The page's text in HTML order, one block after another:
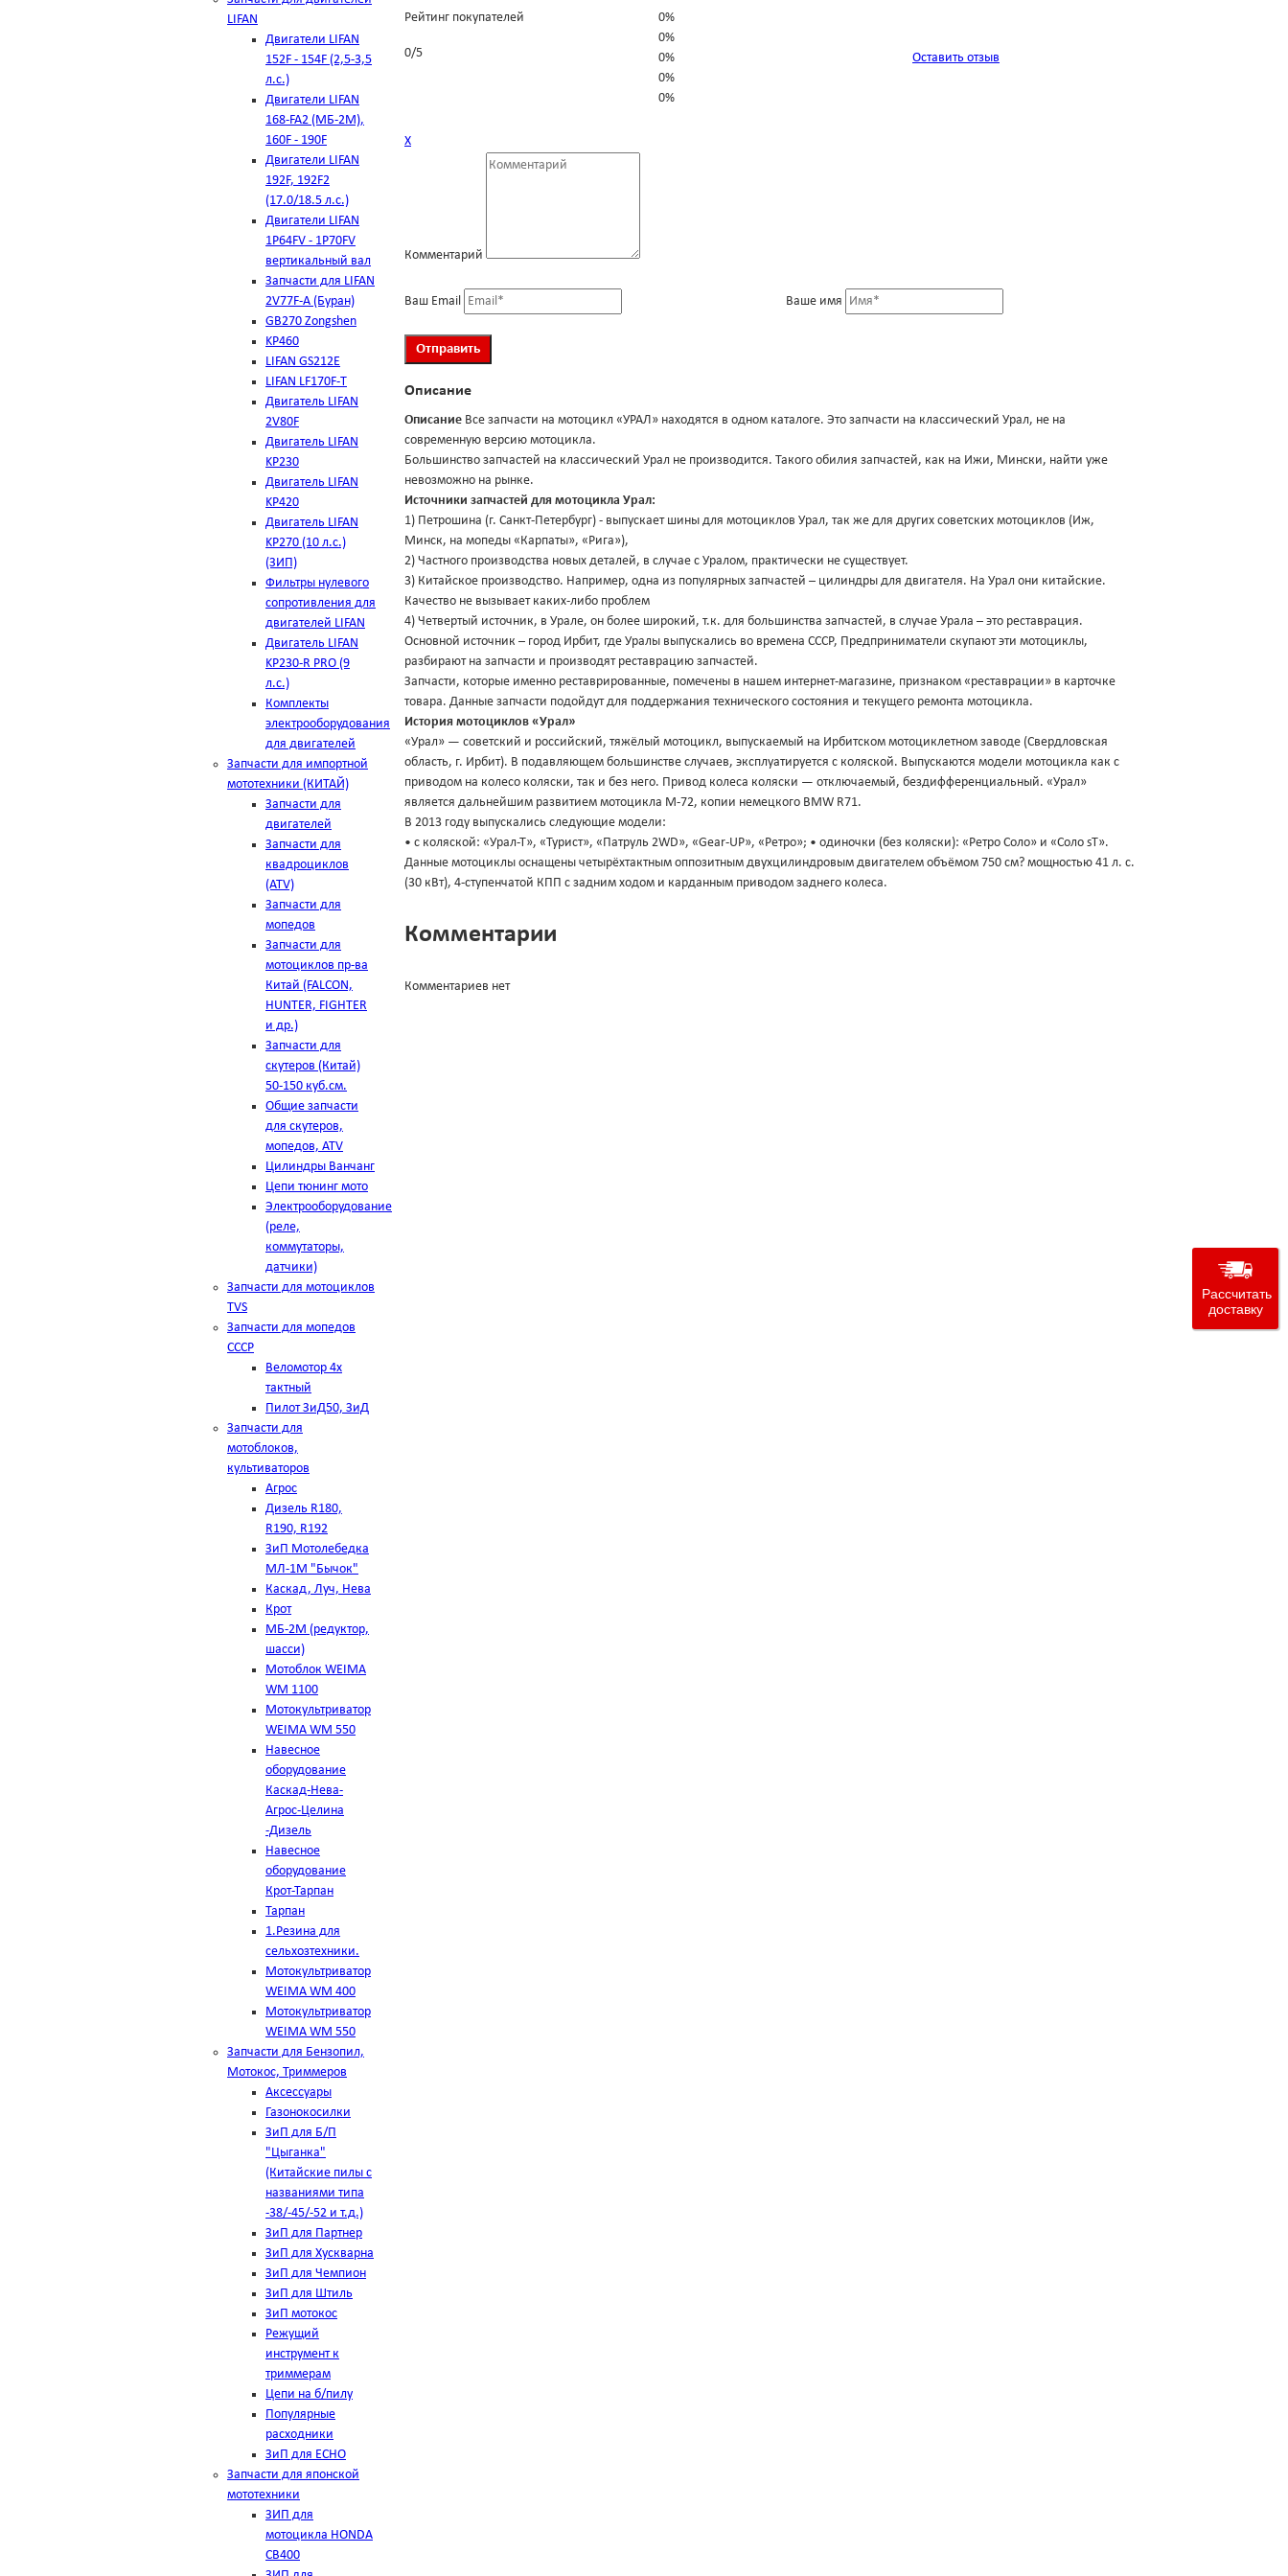
LIFAN
Двигатели LIFAN
152F - 154F (2,5-3,5
л.с.)
Двигатели LIFAN
168-FA2 (МБ-2М),
160F - 190F
Двигатели LIFAN
192F, 192F2
(17.0/18.5 л.с.)
Двигатели LIFAN
1Р64FV - 1Р70FV
вертикальный вал
Запчасти для LIFAN
2V77F-A (Буран)
GB270 Zongshen
KP460
LIFAN GS212E
LIFAN LF170F-T
Двигатель LIFAN
2V80F
Двигатель LIFAN
KP230
Двигатель LIFAN
KP420
Двигатель LIFAN
KP270 (10 л.с.)
(ЗИП)
Фильтры нулевого
сопротивления для
двигателей LIFAN
Двигатель LIFAN
KP230-R PRO (9
л.с.)
Комплекты
электрооборудования
для двигателей
Запчасти для импортной
мототехники (КИТАЙ)
Запчасти для
двигателей
Запчасти для
квадроциклов
(ATV)
Запчасти для
мопедов
Запчасти для
мотоциклов пр-ва
Китай (FALCON,
HUNTER, FIGHTER
и др.)
Запчасти для
скутеров (Китай)
50-150 куб.см.
Общие запчасти
для скутеров,
мопедов, ATV
Цилиндры Ванчанг
Цепи тюнинг мото
Электрооборудование
(реле,
коммутаторы,
датчики)
Запчасти для мотоциклов
TVS
Запчасти для мопедов
СССР
Веломотор 4х
тактный
Пилот ЗиД50, ЗиД
Запчасти для
мотоблоков,
культиваторов
Агрос
Дизель R180,
R190, R192
ЗиП Мотолебедка
МЛ-1М "Бычок"
Каскад, Луч, Нева
Крот
МБ-2М (редуктор,
шасси)
Мотоблок WEIMA
WM 1100
Мотокультриватор
WEIMA WM 550
Навесное
оборудование
Каскад-Нева-
Агрос-Целина
-Дизель
Навесное
оборудование
Крот-Тарпан
Тарпан
1.Резина для
сельхозтехники.
Мотокультриватор
WEIMA WM 400
Мотокультриватор
WEIMA WM 550
Запчасти для Бензопил,
Мотокос, Триммеров
Аксессуары
Газонокосилки
ЗиП для Б/П
"Цыганка"
(Китайские пилы с
названиями типа
-38/-45/-52 и т.д.)
ЗиП для Партнер
ЗиП для Хускварна
ЗиП для Чемпион
ЗиП для Штиль
ЗиП мотокос
Режущий
инструмент к
триммерам
Цепи на б/пилу
Популярные
расходники
ЗиП для ЕСНО
Запчасти для японской
мототехники
ЗИП для
мотоцикла HONDA
CB400
Рейтинг покупателей
0/5
0%
0%
0%
0%
0%
Оставить отзыв
Х
Комментарий
Ваш Email Ваше имя
Описание
Описание Все запчасти на мотоцикл «УРАЛ» находятся в одном каталоге. Это запчасти на классический Урал, не на
современную версию мотоцикла.
Большинство запчастей на классический Урал не производится. Такого обилия запчастей, как на Ижи, Мински, найти уже
невозможно на рынке.
Источники запчастей для мотоцикла Урал:
1) Петрошина (г. Санкт-Петербург) - выпускает шины для мотоциклов Урал, так же для других советских мотоциклов (Иж,
Минск, на мопеды «Карпаты», «Рига»),
2) Частного производства новых деталей, в случае с Уралом, практически не существует.
3) Китайское производство. Например, одна из популярных запчастей – цилиндры для двигателя. На Урал они китайские.
Качество не вызывает каких-либо проблем
4) Четвертый источник, в Урале, он более широкий, т.к. для большинства запчастей, в случае Урала – это реставрация.
Основной источник – город Ирбит, где Уралы выпускались во времена СССР, Предприниматели скупают эти мотоциклы,
разбирают на запчасти и производят реставрацию запчастей.
Запчасти, которые именно реставрированные, помечены в нашем интернет-магазине, признаком «реставрации» в карточке
товара. Данные запчасти подойдут для поддержания технического состояния и текущего ремонта мотоцикла.
История мотоциклов «Урал»
«Урал» — советский и российский, тяжёлый мотоцикл, выпускаемый на Ирбитском мотоциклетном заводе (Свердловская
область, г. Ирбит). В подавляющем большинстве случаев, эксплуатируется с коляской. Выпускаются модели мотоцикла как с
приводом на колесо коляски, так и без него. Привод колеса коляски — отключаемый, бездифференциальный. «Урал»
является дальнейшим развитием мотоцикла М-72, копии немецкого BMW R71.
В 2013 году выпускались следующие модели:
• с коляской: «Урал-Т», «Турист», «Патруль 2WD», «Gear-UP», «Ретро»; • одиночки (без коляски): «Ретро Соло» и «Соло sT».
Данные мотоциклы оснащены четырёхтактным оппозитным двухцилиндровым двигателем объёмом 750 см? мощностью 41 л. с.
(30 кВт), 4-ступенчатой КПП с задним ходом и карданным приводом заднего колеса.
Комментарии
Комментариев нет
Рассчитать
доставку